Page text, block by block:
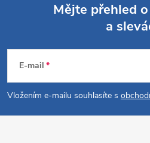
p
a
Mějte přehled
a
E-mail
Vložením e-mailu souhlasíte s